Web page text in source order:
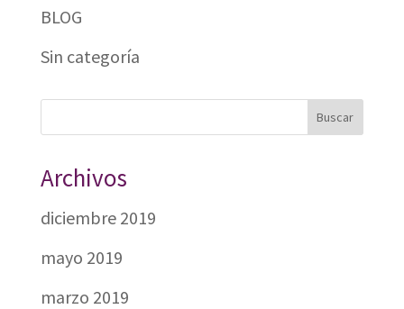
BLOG
Sin categoría
Archivos
diciembre 2019
mayo 2019
marzo 2019